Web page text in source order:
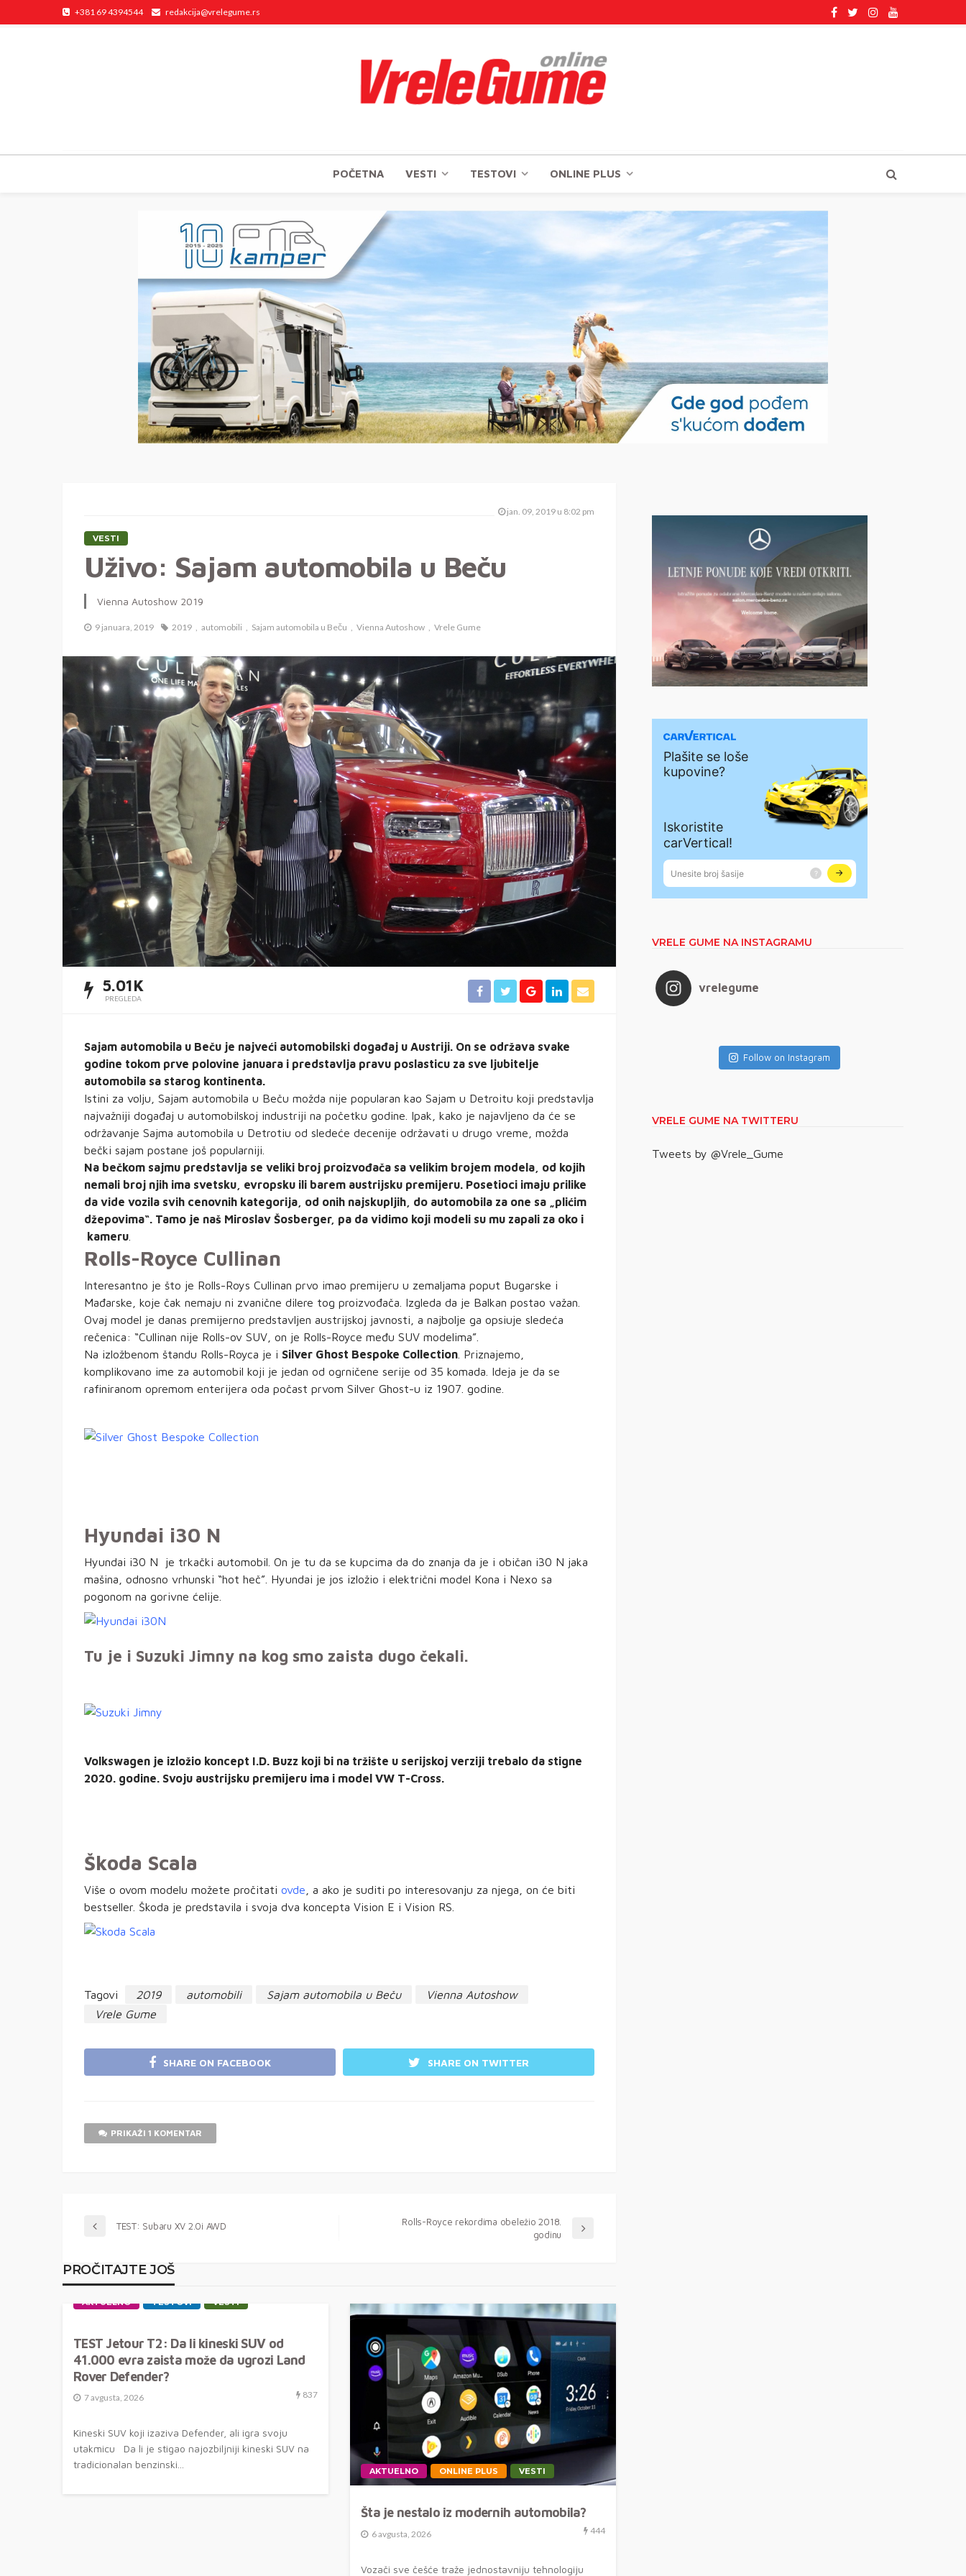
+381 69 4394544 redakcija@vrelegume.rs
POČETNA VESTI TESTOVI ONLINE PLUS
jan. 09, 2019 u 8:02 pm
VESTI
Uživo: Sajam automobila u Beču
Vienna Autoshow 2019
9 januara, 2019 2019 automobili Sajam automobila u Beču Vienna Autoshow Vrele Gume
5.01K
PREGLEDA
Sajam automobila u Beču je najveći automobilski događaj u Austriji. On se održava svake
godine tokom prve polovine januara i predstavlja pravu poslasticu za sve ljubitelje
automobila sa starog kontinenta.
Istini za volju, Sajam automobila u Beču možda nije popularan kao Sajam u Detroitu koji predstavlja
najvažniji događaj u automobilskoj industriji na početku godine. Ipak, kako je najavljeno da će se
održavanje Sajma automobila u Detrotiu od sledeće decenije održavati u drugo vreme, možda
bečki sajam postane još popularniji.
Na bečkom sajmu predstavlja se veliki broj proizvođača sa velikim brojem modela, od kojih
nemali broj njih ima svetsku, evropsku ili barem austrijsku premijeru. Posetioci imaju prilike
da vide vozila svih cenovnih kategorija, od onih najskupljih, do automobila za one sa „plićim
džepovima“. Tamo je naš Miroslav Šosberger, pa da vidimo koji modeli su mu zapali za oko i
kameru
Rolls-Royce Cullinan
Interesantno je što je Rolls-Roys Cullinan prvo imao premijeru u zemaljama poput Bugarske i
Mađarske, koje čak nemaju ni zvanične dilere tog proizvođača. Izgleda da je Balkan postao važan.
Ovaj model je danas premijerno predstavljen austrijskoj javnosti, a najbolje ga opsiuje sledeća
rečenica: “Cullinan nije Rolls-ov SUV, on je Rolls-Royce među SUV modelima”.
Na izložbenom štandu Rolls-Royca je i Silver Ghost Bespoke Collection . Priznajemo,
komplikovano ime za automobil koji je jedan od ogrničene serije od 35 komada. Ideja je da se
rafiniranom opremom enterijera oda počast prvom Silver Ghost-u iz 1907. godine.
Hyundai i30 N
Hyundai i30 N je trkački automobil. On je tu da se kupcima da do znanja da je i običan i30 N jaka
mašina, odnosno vrhunski “hot heč”. Hyundai je jos izložio i električni model Kona i Nexo sa
pogonom na gorivne ćelije.
Tu je i Suzuki Jimny na kog smo zaista dugo čekali.
Volkswagen je izložio koncept I.D. Buzz koji bi na tržište u serijskoj verziji trebalo da stigne
2020. godine. Svoju austrijsku premijeru ima i model VW T-Cross.
Škoda Scala
Više o ovom modelu možete pročitati ovde , a ako je suditi po interesovanju za njega, on će biti
bestseller. Škoda je predstavila i svoja dva koncepta Vision E i Vision RS.
Tagovi 2019 automobili Sajam automobila u Beču
Vienna Autoshow
Vrele Gume
SHARE ON FACEBOOK SHARE ON TWITTER
PRIKAŽI 1 KOMENTAR
TEST: Subaru XV 2.0i AWD
Rolls-Royce rekordima obeležio 2018.
godinu
PROČITAJTE JOŠ
AKTUELNO TESTOVI VESTI
TEST Jetour T2: Da li kineski SUV od
41.000 evra zaista može da ugrozi Land
Rover Defender?
7 avgusta, 2026 837
Kineski SUV koji izaziva Defender, ali igra svoju
utakmicu Da li je stigao najozbiljniji kineski SUV na
tradicionalan benzinski...
AKTUELNO ONLINE PLUS VESTI
Šta je nestalo iz modernih automobila?
6 avgusta, 2026 444
Vozači sve češće traže jednostavniju tehnologiju
VRELE GUME NA INSTAGRAMU
vrelegume
Follow on Instagram
VRELE GUME NA TWITTERU
Tweets by @Vrele_Gume